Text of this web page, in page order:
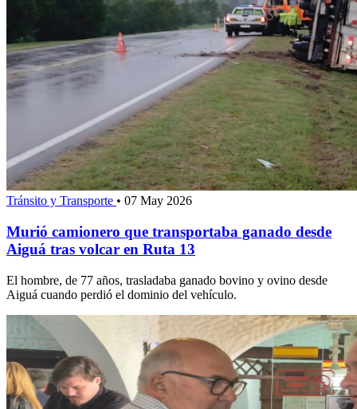
Tránsito y Transporte • 07 May 2026
Murió camionero que transportaba ganado desde
Aiguá tras volcar en Ruta 13
El hombre, de 77 años, trasladaba ganado bovino y ovino desde
Aiguá cuando perdió el dominio del vehículo.